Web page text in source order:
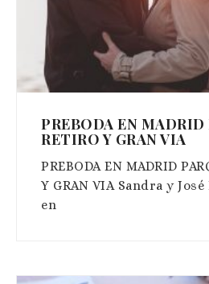
PREBODA EN MADRID
RETIRO Y GRAN VIA
PREBODA EN MADRID
Y GRAN VIA Sandra y
en